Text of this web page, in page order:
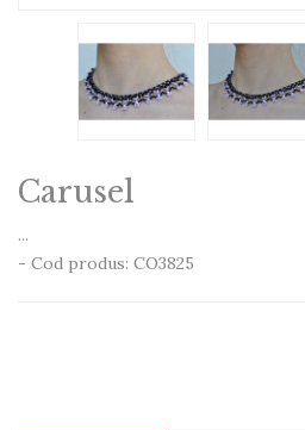
Carusel
...
- Cod produs: CO3825